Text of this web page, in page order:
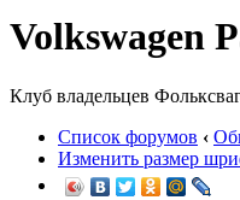
Volkswagen
Клуб владельцев
Список форумов ‹
Изменить размер